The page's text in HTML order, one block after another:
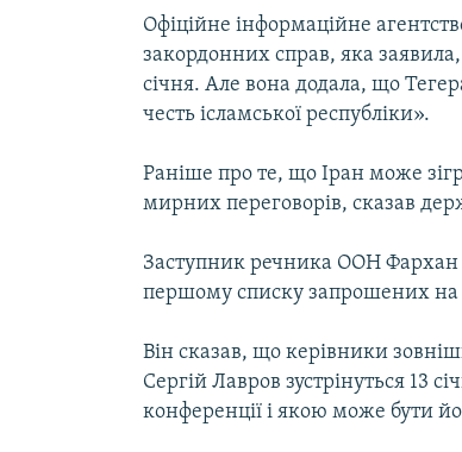
Офіційне інформаційне
закордонних справ, яка
січня. Але вона додала, що
честь ісламської республіки».
Раніше про те, що Іран може
мирних переговорів, сказав
Заступник речника ООН Фархан
першому списку запрошених на
Він сказав, що керівники
Сергій Лавров зустрінуться 13
конференції і якою може бути